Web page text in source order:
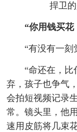
捍卫
“你用钱买
“有没有一刻
“命还在，
弃，孩子也争气
会拍短视频记录
常。镜头里，他
速用皮筋将几束